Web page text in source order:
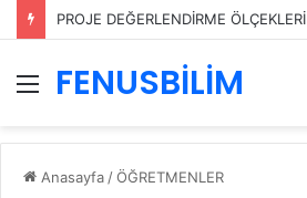
PROJE DEĞERLENDİRME ÖLÇEKLERİ
Menü
FENUSBİLİM
Anasayfa /ÖĞRETMENLER